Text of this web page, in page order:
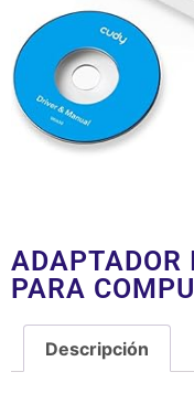
PARA
Descripción